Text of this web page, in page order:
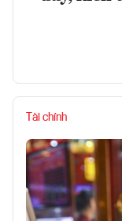
Tài chính